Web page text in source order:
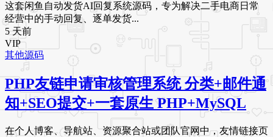
这套闲鱼自动发货AI回复系统源码，专为解决二手电商日常
经营中的手动回复、逐单发货...
5 天前
VIP
其他源码
PHP友链申请审核管理系统 分类+邮件通
知+SEO提交+一套原生 PHP+MySQL
在个人博客、导航站、资源聚合站或团队官网中，友情链接页